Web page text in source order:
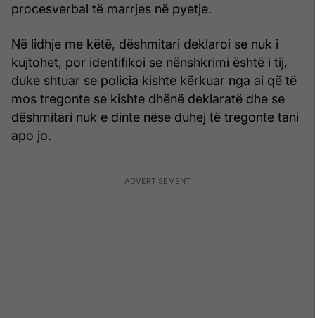
procesverbal të marrjes në pyetje.
Në lidhje me këtë, dëshmitari deklaroi se nuk i
kujtohet, por identifikoi se nënshkrimi është i tij,
duke shtuar se policia kishte kërkuar nga ai që të
mos tregonte se kishte dhënë deklaratë dhe se
dëshmitari nuk e dinte nëse duhej të tregonte tani
apo jo.